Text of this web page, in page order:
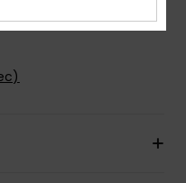
35% polyester, 12%